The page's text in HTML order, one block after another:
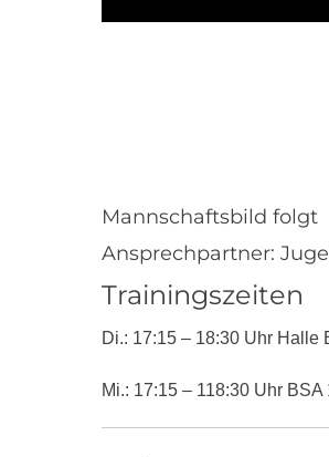
Mannschaftsbild folgt
Ansprechpartner:
Trainingszeiten
Di.: 17:15 – 18:30 Uhr Halle
Mi.: 17:15 – 118:30 Uhr BSA